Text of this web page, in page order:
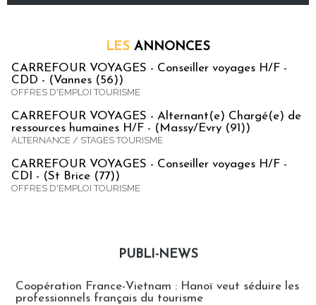
LES ANNONCES
CARREFOUR VOYAGES - Conseiller voyages H/F -
CDD - (Vannes (56))
OFFRES D'EMPLOI TOURISME
CARREFOUR VOYAGES - Alternant(e) Chargé(e) de
ressources humaines H/F - (Massy/Evry (91))
ALTERNANCE / STAGES TOURISME
CARREFOUR VOYAGES - Conseiller voyages H/F -
CDI - (St Brice (77))
OFFRES D'EMPLOI TOURISME
PUBLI-NEWS
Coopération France-Vietnam : Hanoï veut séduire les
professionnels français du tourisme